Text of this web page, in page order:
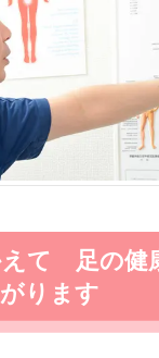
て 足の健
ります